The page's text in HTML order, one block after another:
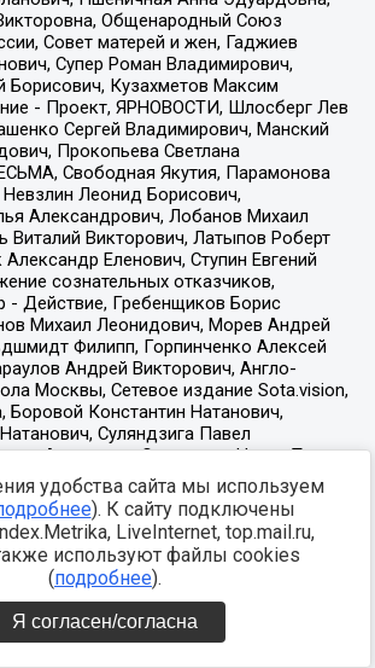
удобства сайта мы используем
). К сайту подключены
LiveInternet, top.mail.ru,
используют файлы cookies
(подробнее).
Я согласен/согласна